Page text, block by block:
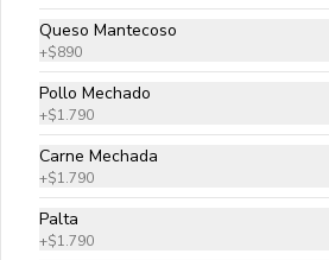
Carne angus,
champiñón
Papitas y Chorrillanas
Queso Mantecoso
+$890
Pollo Mechado
+$1.790
Carne Mechada
+$1.790
Palta
+$1.790